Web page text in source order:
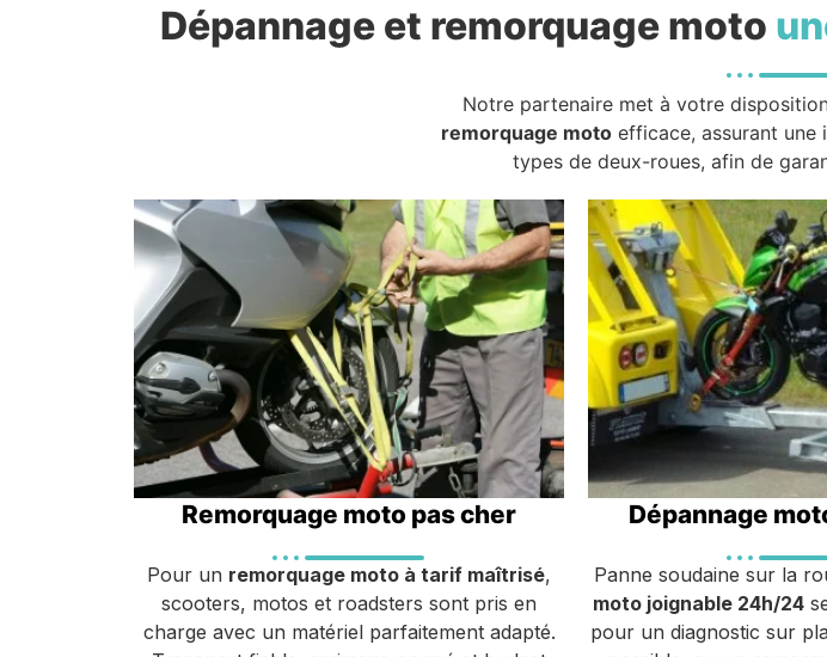
Dépannage et remorquage moto
Notre partenaire met à votre
remorquage motoefficace, assurant une
types de deux-roues, afin de
Remorquage moto pas cher
Pour un remorquage moto à tarif maîtrisé,
scooters, motos et roadsters sont pris en
charge avec un matériel parfaitement adapté.
Dépannage
Panne soudaine sur la
moto joignable 24h/24
pour un diagnostic sur